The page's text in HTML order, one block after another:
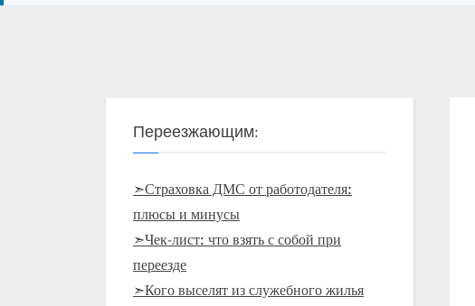
Переезжающим:
➣Страховка ДМС от работодателя:
плюсы и минусы
➣Чек-лист: что взять с собой при
переезде
➣Кого выселят из служебного жилья